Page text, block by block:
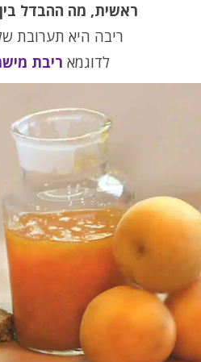
ראשית, מה ההבדל
ריבה היא תערובת
לדוגמאריבת